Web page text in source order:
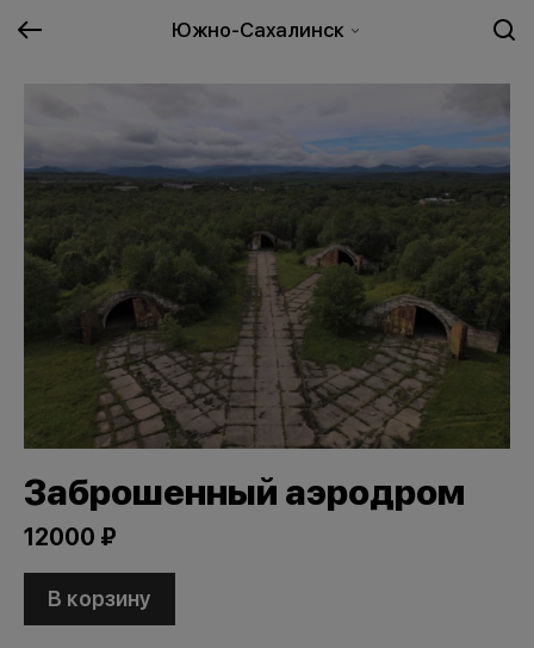
Южно-Сахалинск
Заброшенный аэродром
12000 ₽
В корзину